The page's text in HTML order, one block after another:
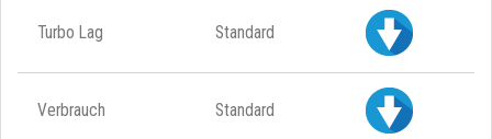
Turbo Lag Standard
Verbrauch Standard